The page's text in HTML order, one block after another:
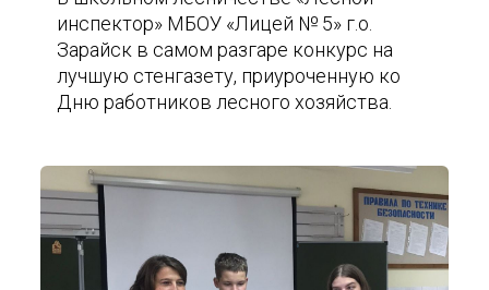
инспектор» МБОУ «Лицей № 5» г.о.
Зарайск в самом разгаре конкурс на
лучшую стенгазету, приуроченную ко
Дню работников лесного хозяйства.